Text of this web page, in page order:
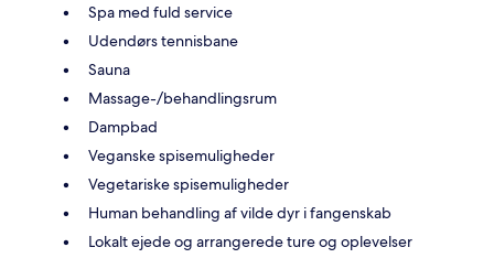
Spa med fuld service
Udendørs tennisbane
Sauna
Massage-/behandlingsrum
Dampbad
Veganske spisemuligheder
Vegetariske spisemuligheder
Human behandling af vilde dyr i fangenskab
Lokalt ejede og arrangerede ture og oplevelser